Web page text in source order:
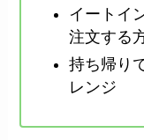
イートイ
注文する
持ち帰り
レンジ